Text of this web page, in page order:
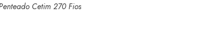
Cetim 270 Fios